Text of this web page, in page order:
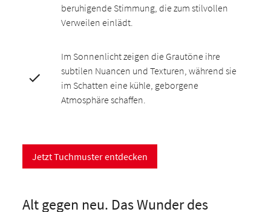
beruhigende Stimmung, die zum stilvollen
Verweilen einlädt.
Im Sonnenlicht zeigen die Grautöne ihre
subtilen Nuancen und Texturen, während sie
im Schatten eine kühle, geborgene
Atmosphäre schaffen.
Jetzt Tuchmuster entdecken
Alt gegen neu. Das Wunder des